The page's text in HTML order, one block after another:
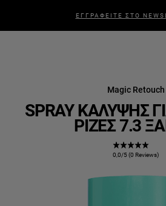
ΕΓΓΡΑΦΕΙΤΕ ΣΤΟ
Magic Retouch
SPRAY ΚΆΛΥΨΗΣ
ΡΊΖΕΣ 7.3
0,0/5 (0 Reviews)